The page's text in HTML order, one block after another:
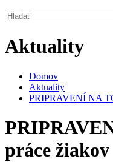
Aktuality
Domov
Aktuality
PRIPRAVENÍ NA
práce žiakov